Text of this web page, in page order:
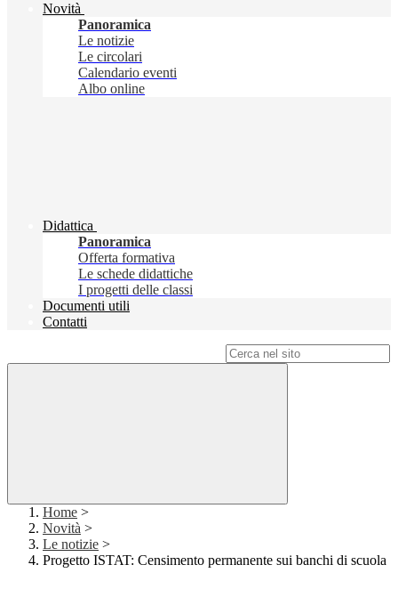
Novità
Panoramica
Le notizie
Le circolari
Calendario eventi
Albo online
Didattica
Panoramica
Offerta formativa
Le schede didattiche
I progetti delle classi
Documenti utili
Contatti
Home >
Novità >
Le notizie >
Progetto ISTAT: Censimento permanente sui banchi di scuola